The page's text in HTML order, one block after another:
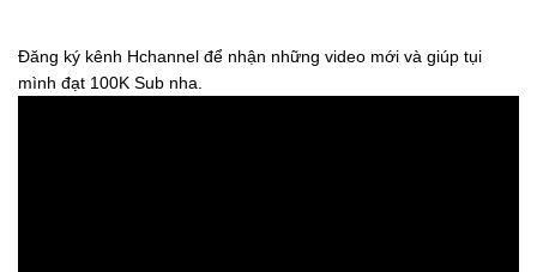
Đăng ký kênh Hchannel để nhận những video mới và giúp tụi
mình đạt 100K Sub nha.